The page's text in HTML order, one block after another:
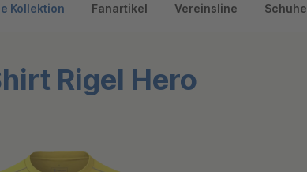
Kollektion Fanartikel Vereinsline Schuhe
Rigel Hero